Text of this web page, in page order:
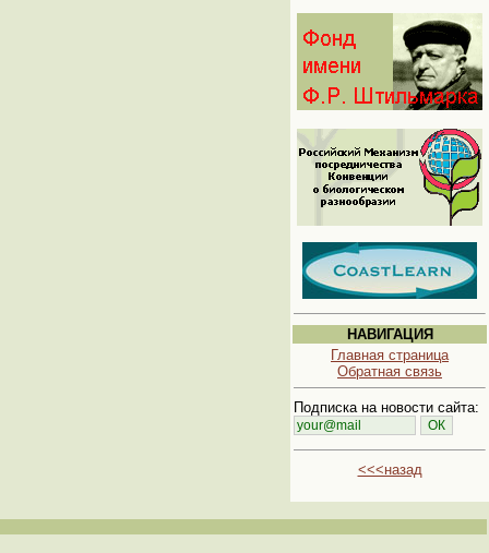
НАВИГАЦИЯ
Главная страница
Обратная связь
Подписка на новости сайта:
<<<назад